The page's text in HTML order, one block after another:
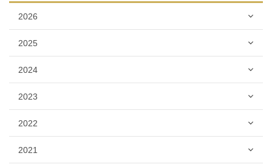
2026
2025
2024
2023
2022
2021